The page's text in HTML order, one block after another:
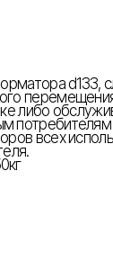
d133,
либо
всех